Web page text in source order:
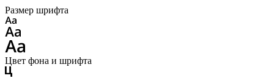
Размер шрифта
Цвет фона и шрифта